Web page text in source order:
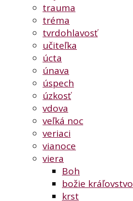
trauma
tréma
tvrdohlavosť
učiteľka
úcta
únava
úspech
úzkosť
vdova
veľká noc
veriaci
vianoce
viera
Boh
božie kráľovstvo
krst